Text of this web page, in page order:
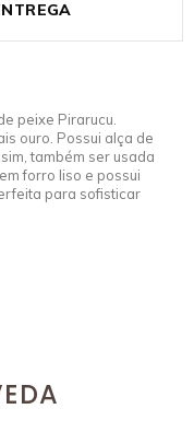
peixe Pirarucu.
ouro. Possui alça de
também ser usada
forro liso e possui
para sofisticar